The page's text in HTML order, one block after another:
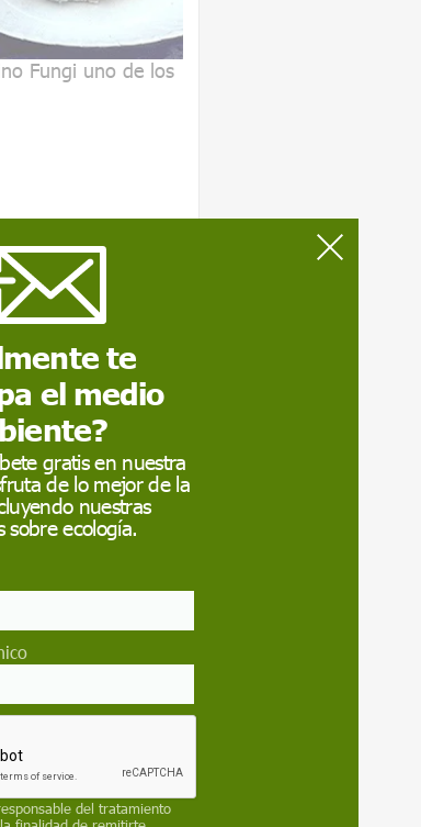
Fungi uno de los
piensen en las
a alcanzar
te
el medio
gratis en nuestra
de lo mejor de la
nuestras
sobre ecología.
del tratamiento